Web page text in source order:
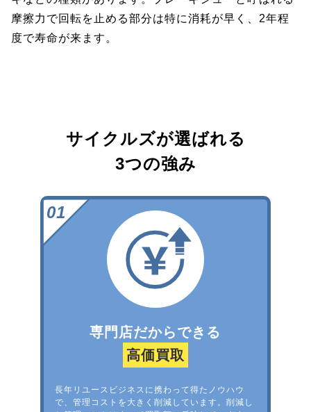
摩擦力で回転を止める部分は特に消耗が早く、2年程
度で寿命が来ます。
サイクルズが選ばれる
3つの強み
専門店だからできる
高価買取
長年リユースビジネスに携わって得たノウハウ
で、管理コストを大きく削減しています。削減し